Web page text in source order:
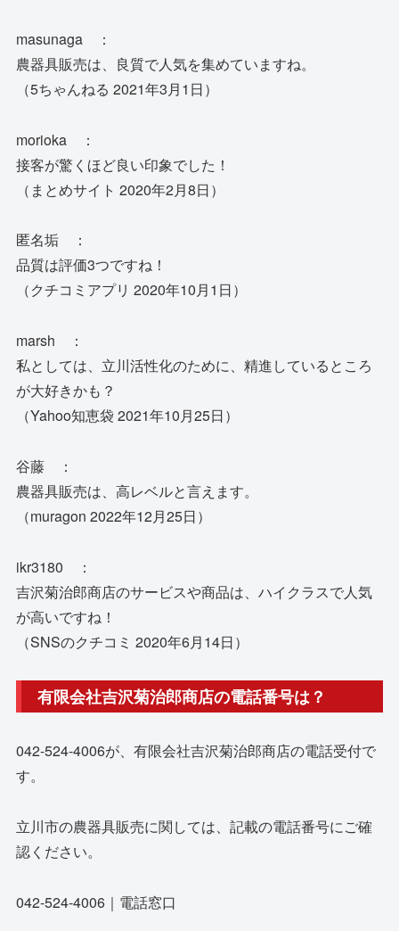
masunaga ：
農器具販売は、良質で人気を集めていますね。
（5ちゃんねる 2021年3月1日）
morioka ：
接客が驚くほど良い印象でした！
（まとめサイト 2020年2月8日）
匿名垢 ：
品質は評価3つですね！
（クチコミアプリ 2020年10月1日）
marsh ：
私としては、立川活性化のために、精進しているところ
が大好きかも？
（Yahoo知恵袋 2021年10月25日）
谷藤 ：
農器具販売は、高レベルと言えます。
（muragon 2022年12月25日）
ikr3180 ：
吉沢菊治郎商店のサービスや商品は、ハイクラスで人気
が高いですね！
（SNSのクチコミ 2020年6月14日）
有限会社吉沢菊治郎商店の電話番号は？
042-524-4006が、有限会社吉沢菊治郎商店の電話受付で
す。
立川市の農器具販売に関しては、記載の電話番号にご確
認ください。
042-524-4006｜電話窓口